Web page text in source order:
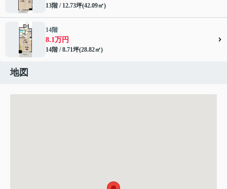
13階 / 12.73坪(42.09㎡)
14階
8.1万円
14階 / 8.71坪(28.82㎡)
地図